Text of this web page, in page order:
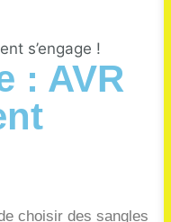
s’engage !
: AVR
choisir des sangles